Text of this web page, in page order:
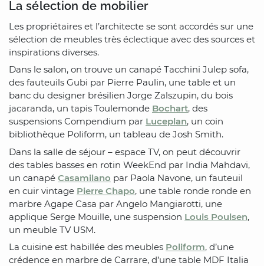
La sélection de mobilier
Les propriétaires et l’architecte se sont accordés sur une
sélection de meubles très éclectique avec des sources et
inspirations diverses.
Dans le salon, on trouve un canapé Tacchini Julep sofa,
des fauteuils Gubi par Pierre Paulin, une table et un
banc du designer brésilien Jorge Zalszupin, du bois
jacaranda, un tapis Toulemonde Bochart, des
suspensions Compendium par Luceplan, un coin
bibliothèque Poliform, un tableau de Josh Smith.
Dans la salle de séjour – espace TV, on peut découvrir
des tables basses en rotin WeekEnd par India Mahdavi,
un canapé Casamilano par Paola Navone, un fauteuil
en cuir vintage Pierre Chapo, une table ronde ronde en
marbre Agape Casa par Angelo Mangiarotti, une
applique Serge Mouille, une suspension Louis Poulsen,
un meuble TV USM.
La cuisine est habillée des meubles Poliform, d’une
crédence en marbre de Carrare, d’une table MDF Italia